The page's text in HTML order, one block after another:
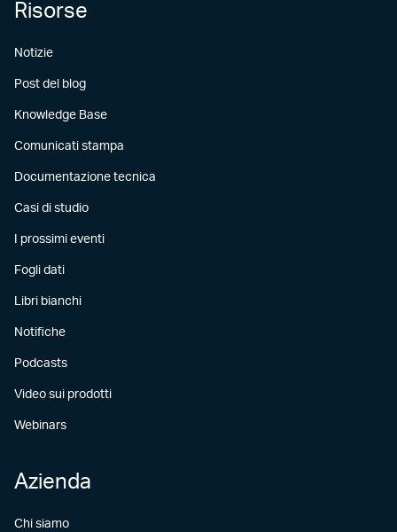
Risorse
Notizie
Post del blog
Knowledge Base
Comunicati stampa
Documentazione tecnica
Casi di studio
I prossimi eventi
Fogli dati
Libri bianchi
Notifiche
Podcasts
Video sui prodotti
Webinars
Azienda
Chi siamo